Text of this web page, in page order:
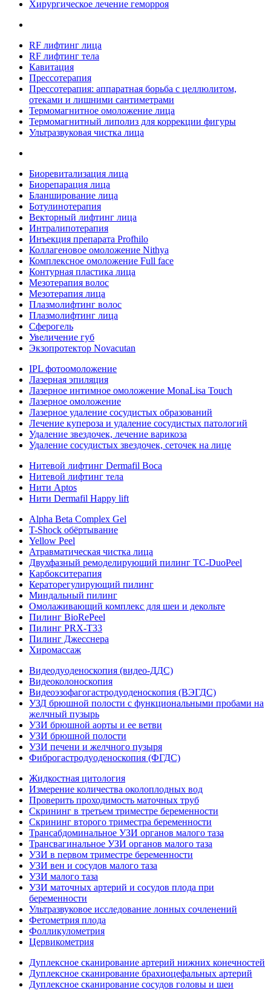
Хирургическое лечение геморроя
RF лифтинг лица
RF лифтинг тела
Кавитация
Прессотерапия
Прессотерапия: аппаратная борьба с целлюлитом,
отеками и лишними сантиметрами
Термомагнитное омоложение лица
Термомагнитный липолиз для коррекции фигуры
Ультразвуковая чистка лица
Биоревитализация лица
Биорепарация лица
Бланширование лица
Ботулинотерапия
Векторный лифтинг лица
Интралипотерапия
Инъекция препарата Profhilo
Коллагеновое омоложение Nithya
Комплексное омоложение Full face
Контурная пластика лица
Мезотерапия волос
Мезотерапия лица
Плазмолифтинг волос
Плазмолифтинг лица
Сферогель
Увеличение губ
Экзопротектор Novacutan
IPL фотоомоложение
Лазерная эпиляция
Лазерное интимное омоложение MonaLisa Touch
Лазерное омоложение
Лазерное удаление сосудистых образований
Лечение купероза и удаление сосудистых патологий
Удаление звездочек, лечение варикоза
Удаление сосудистых звездочек, сеточек на лице
Нитевой лифтинг Dermafil Boca
Нитевой лифтинг тела
Нити Aptos
Нити Dermafil Happy lift
Alpha Beta Complex Gel
T-Shock обёртывание
Yellow Peel
Атравматическая чистка лица
Двухфазный ремоделирующий пилинг TC-DuoPeel
Карбокситерапия
Кераторегулирующий пилинг
Миндальный пилинг
Омолаживающий комплекс для шеи и декольте
Пилинг BioRePeel
Пилинг PRX-T33
Пилинг Джесснера
Хиромассаж
Видеодуоденоскопия (видео-ДДС)
Видеоколоноскопия
Видеоэзофагогастродуоденоскопия (ВЭГДС)
УЗД брюшной полости с функциональными пробами на
желчный пузырь
УЗИ брюшной аорты и ее ветви
УЗИ брюшной полости
УЗИ печени и желчного пузыря
Фиброгастродуоденоскопия (ФГДС)
Жидкостная цитология
Измерение количества околоплодных вод
Проверить проходимость маточных труб
Скрининг в третьем триместре беременности
Скрининг второго триместра беременности
Трансабдоминальное УЗИ органов малого таза
Трансвагинальное УЗИ органов малого таза
УЗИ в первом триместре беременности
УЗИ вен и сосудов малого таза
УЗИ малого таза
УЗИ маточных артерий и сосудов плода при
беременности
Ультразвуковое исследование лонных сочленений
Фетометрия плода
Фолликулометрия
Цервикометрия
Дуплексное сканирование артерий нижних конечностей
Дуплексное сканирование брахиоцефальных артерий
Дуплексное сканирование сосудов головы и шеи